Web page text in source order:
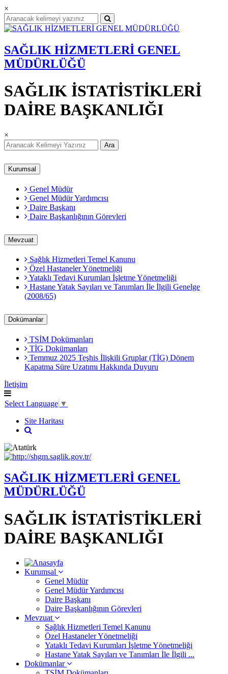
×
SAĞLIK HİZMETLERİ GENEL
MÜDÜRLÜĞÜ
SAĞLIK İSTATİSTİKLERİ
DAİRE BAŞKANLIĞI
×
Ara
Kurumsal
Genel Müdür
Genel Müdür Yardımcısı
Daire Başkanı
Daire Başkanlığının Görevleri
Mevzuat
Sağlık Hizmetleri Temel Kanunu
Özel Hastaneler Yönetmeliği
Yataklı Tedavi Kurumları İşletme Yönetmeliği
Hastane Yatak Sayıları ve Tanımları İle İlgili Genelge
(2008/65)
Dokümanlar
TSİM Dokümanları
TİG Dokümanları
Temmuz 2025 Teşhis İlişkili Gruplar (TİG) Dönem
Kapatma Süre Uzatımı Hakkında Duyuru
İletişim
Select Language ▼
Site Haritası
SAĞLIK HİZMETLERİ GENEL
MÜDÜRLÜĞÜ
SAĞLIK İSTATİSTİKLERİ
DAİRE BAŞKANLIĞI
Kurumsal
Genel Müdür
Genel Müdür Yardımcısı
Daire Başkanı
Daire Başkanlığının Görevleri
Mevzuat
Sağlık Hizmetleri Temel Kanunu
Özel Hastaneler Yönetmeliği
Yataklı Tedavi Kurumları İşletme Yönetmeliği
Hastane Yatak Sayıları ve Tanımları İle İlgili ...
Dokümanlar